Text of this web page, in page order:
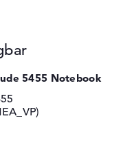
5455 Notebook